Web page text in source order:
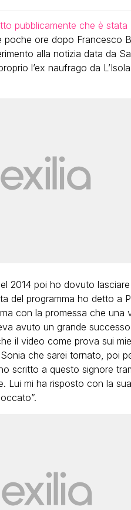
pubblicamente che è stata
ore dopo Francesco
alla notizia data da
l’ex naufrago da
2014 poi ho dovuto
del programma ho detto a
con la promessa che una
avuto un grande
il video come prova sui
che sarei tornato, poi
scritto a questo signore
Lui mi ha risposto con la